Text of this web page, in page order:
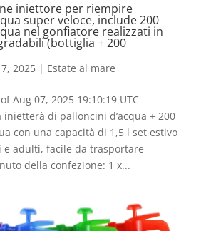
iniettore per riempire
super veloce, include 200
nel gonfiatore realizzati in
(bottiglia + 200
2025| Estate al mare
Aug 07, 2025 19:10:19 UTC –
inietterà di palloncini d’acqua + 200
con una capacità di 1,5 l set estivo
adulti, facile da trasportare
della confezione: 1 x...